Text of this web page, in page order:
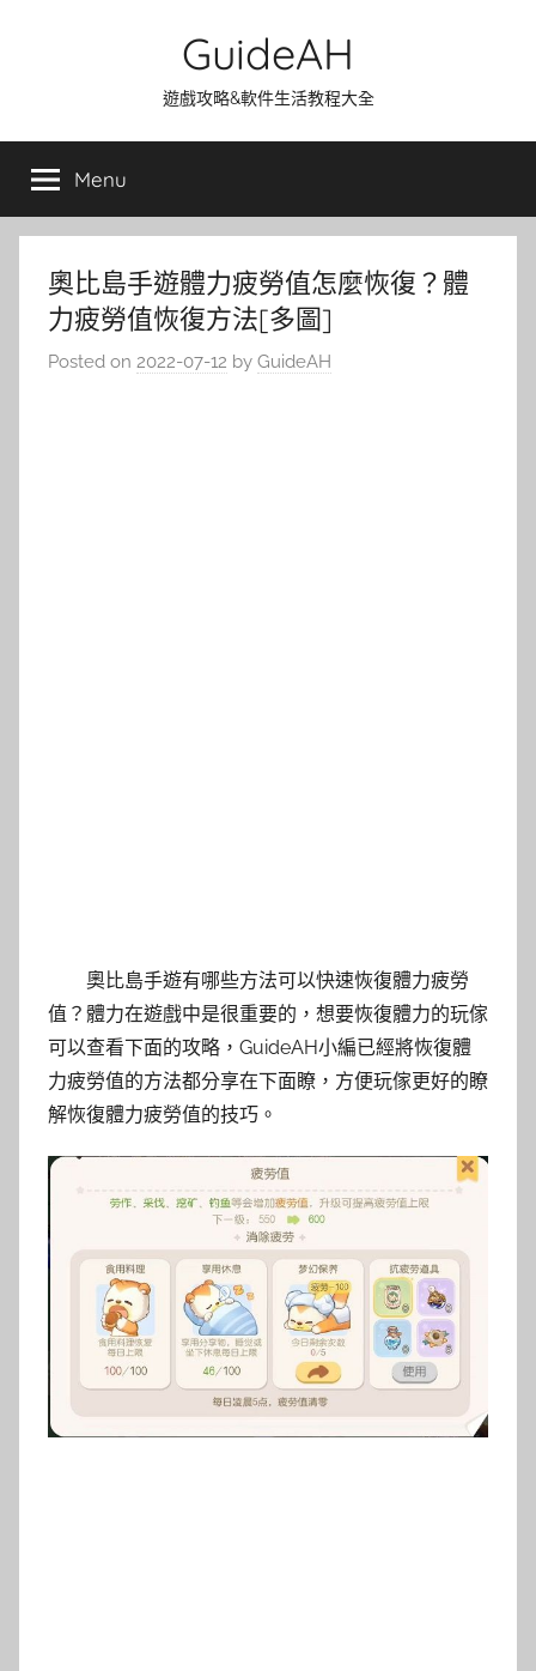
GuideAH
遊戲攻略&軟件生活教程大全
Menu
奧比島手遊體力疲勞值怎麼恢復？體
力疲勞值恢復方法[多圖]
Posted on 2022-07-12 by GuideAH
奧比島手遊有哪些方法可以快速恢復體力疲勞
值？體力在遊戲中是很重要的，想要恢復體力的玩傢
可以查看下面的攻略，GuideAH小編已經將恢復體
力疲勞值的方法都分享在下面瞭，方便玩傢更好的瞭
解恢復體力疲勞值的技巧。